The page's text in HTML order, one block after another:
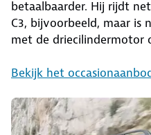
betaalbaarder. Hij rijdt
C3, bijvoorbeeld, maar is
met de driecilindermotor
Bekijk het